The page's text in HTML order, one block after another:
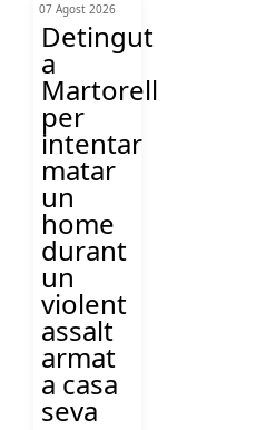
07 Agost 2026
Detingut
a
Martorell
per
intentar
matar
un
home
durant
un
violent
assalt
armat
a casa
seva